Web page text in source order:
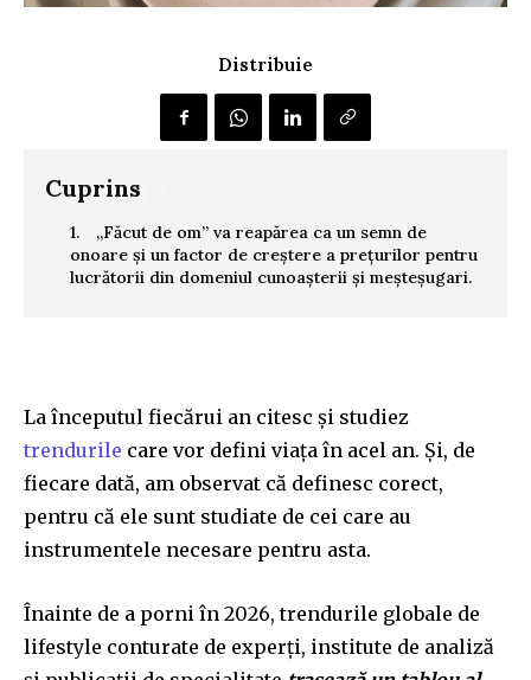
Distribuie
Cuprins
„Făcut de om” va reapărea ca un semn de
onoare și un factor de creștere a prețurilor pentru
lucrătorii din domeniul cunoașterii și meșteșugari.
La începutul fiecărui an citesc și studiez
trendurile care vor defini viața în acel an. Și, de
fiecare dată, am observat că definesc corect,
pentru că ele sunt studiate de cei care au
instrumentele necesare pentru asta.
Înainte de a porni în 2026, trendurile globale de
lifestyle conturate de experți, institute de analiză